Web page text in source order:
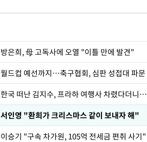
방은희, 母 고독사에 오열 "이틀 만에 발견"
월드컵 예선까지…축구협회, 심판 성접대 파문
한국 떠난 김지수, 프라하 여행사 차렸다더니…
서인영 "환희가 크리스마스 같이 보내자 해"
이승기 "구속 차가원, 105억 전세금 편취 사기"